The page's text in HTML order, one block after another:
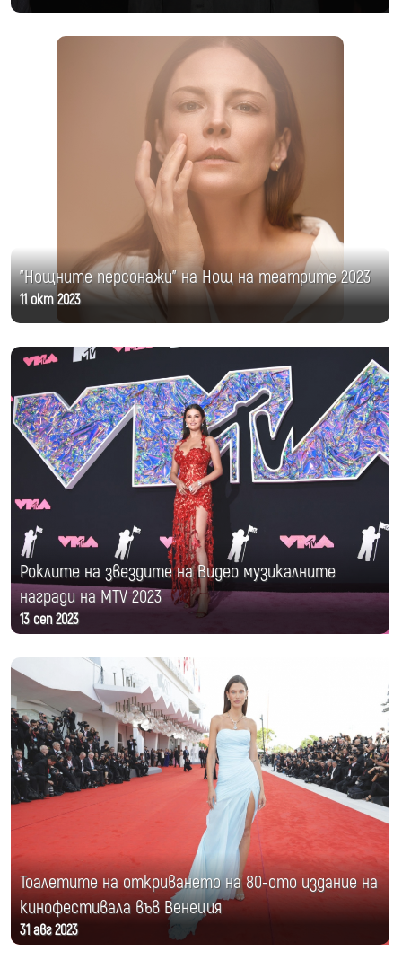
"Нощните персонажи" на Нощ на театрите 2023
11 окт 2023
Роклите на звездите на Видео музикалните
награди на MTV 2023
13 сеп 2023
Тоалетите на откриването на 80-ото издание на
кинофестивала във Венеция
31 авг 2023